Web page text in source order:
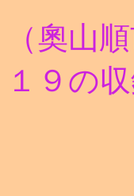
（奧山
１９の収